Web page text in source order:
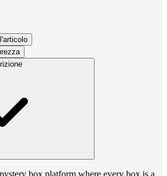
box platform where every box is a